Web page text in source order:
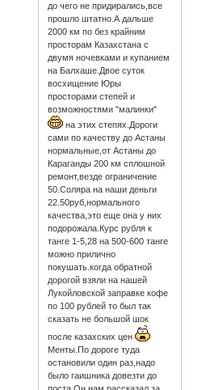
до чего не придирались,все
прошло штатно.А дальше
2000 км по без крайним
просторам Казахстана с
двумя ночевками и купанием
на Балхаше.Двое суток
восхищение Юры
просторами степей и
возможностями "малинки"
на этих степях.Дороги
сами по качеству до Астаны
нормальные,от Астаны до
Караганды 200 км сплошной
ремонт,везде ограничение
50.Соляра на наши деньги
22.50руб,нормального
качества,это еще она у них
подорожала.Курс рубля к
танге 1-5,28 на 500-600 танге
можно прилично
покушать.когда обратной
дорогой взяли на нашей
Лукойловской заправке кофе
по 100 рублей то был так
сказать не большой шок
после казахских цен
Менты.По дороге туда
остановили один раз,надо
было гаишника довезти до